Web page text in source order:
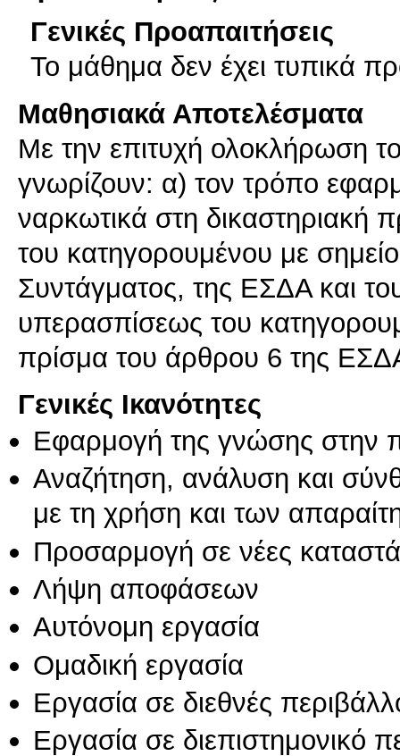
Γενικές Προαπαιτήσεις
Το μάθημα δεν έχει τυπικά
Μαθησιακά Αποτελέσματα
Με την επιτυχή ολοκλήρωση
γνωρίζουν: α) τον τρόπο
ναρκωτικά στη δικαστηριακή
του κατηγορουμένου με
Συντάγματος, της ΕΣΔΑ και
υπερασπίσεως του
πρίσμα του άρθρου 6 της
Γενικές Ικανότητες
Εφαρμογή της γνώσης στην
Αναζήτηση, ανάλυση και
με τη χρήση και των
Προσαρμογή σε νέες
Λήψη αποφάσεων
Αυτόνομη εργασία
Ομαδική εργασία
Εργασία σε διεθνές
Εργασία σε διεπιστημονικό